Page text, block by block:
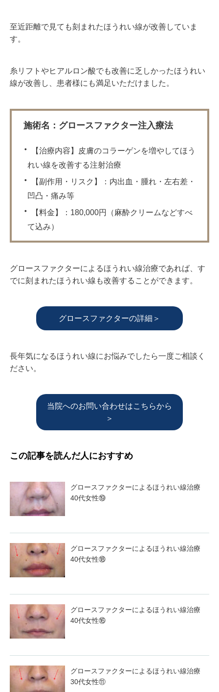
至近距離で見ても刻まれたほうれい線が改善していま
す。
糸リフトやヒアルロン酸でも改善に乏しかったほうれい
線が改善し、患者様にも満足いただけました。
施術名：グロースファクター注入療法
【治療内容】皮膚のコラーゲンを増やしてほう
れい線を改善する注射治療
【副作用・リスク】：内出血・腫れ・左右差・
凹凸・痛み等
【料金】：180,000円（麻酔クリームなどすべ
て込み）
グロースファクターによるほうれい線治療であれば、す
でに刻まれたほうれい線も改善することができます。
グロースファクターの詳細＞
長年気になるほうれい線にお悩みでしたら一度ご相談く
ださい。
当院へのお問い合わせはこちらから
＞
この記事を読んだ人におすすめ
グロースファクターによるほうれい線治療
40代女性⑲
グロースファクターによるほうれい線治療
40代女性⑱
グロースファクターによるほうれい線治療
40代女性⑯
グロースファクターによるほうれい線治療
30代女性⑪